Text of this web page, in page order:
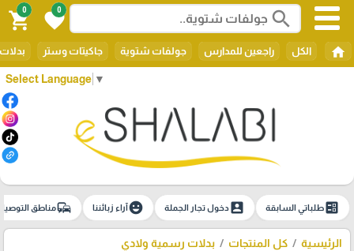
Select Language ▼
search
0
favorite
0
shopping_cart
home الكل راجعين للمدارس جولفات شتوية جاكيتات وستر
ballotطلباتي السابقة account_boxدخول تجار الجملة emoji_emotionsآراء زبائننا commuteمناطق
الرئيسية كل المنتجات بدلات رسمية ولادي